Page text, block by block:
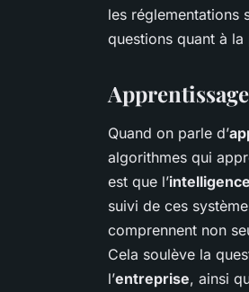
les réglementations
questions quant à
Quand on parle d’
algorithmes qui
est que l’
suivi de ces
comprennent non
Cela soulève la
l’entreprise, ainsi